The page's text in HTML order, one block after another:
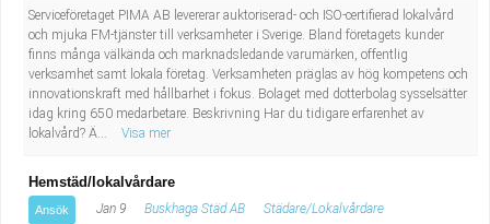
Serviceföretaget PIMA AB levererar auktoriserad- och ISO-certifierad lokalvård
och mjuka FM-tjänster till verksamheter i Sverige. Bland företagets kunder
finns många välkända och marknadsledande varumärken, offentlig
verksamhet samt lokala företag. Verksamheten präglas av hög kompetens och
innovationskraft med hållbarhet i fokus. Bolaget med dotterbolag sysselsätter
idag kring 650 medarbetare. Beskrivning Har du tidigare erfarenhet av
lokalvård? Ä...
Visa mer
Hemstäd/lokalvårdare
Ansök Jan 9 Buskhaga Städ AB Städare/Lokalvårdare